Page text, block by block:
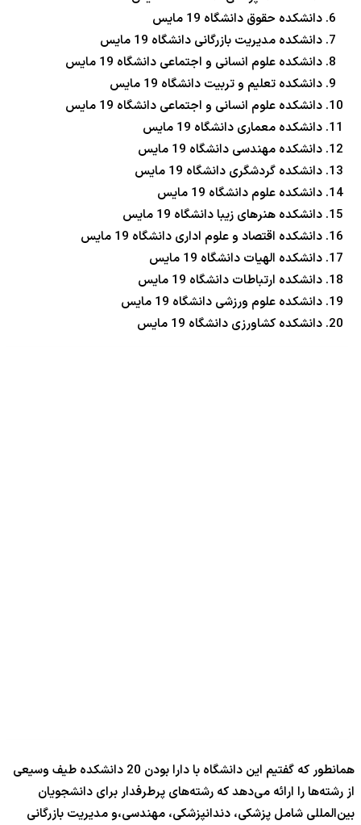
دانشکده حقوق دانشگاه 19 مایس
دانشکده مدیریت بازرگانی دانشگاه 19 مایس
دانشکده علوم انسانی و اجتماعی دانشگاه 19 مایس
دانشکده تعلیم و تربیت دانشگاه 19 مایس
دانشکده علوم انسانی و اجتماعی دانشگاه 19 مایس
دانشکده معماری دانشگاه 19 مایس
دانشکده مهندسی دانشگاه 19 مایس
دانشکده گردشگری دانشگاه 19 مایس
دانشکده علوم دانشگاه 19 مایس
دانشکده هنرهای زیبا دانشگاه 19 مایس
دانشکده اقتصاد و علوم اداری دانشگاه 19 مایس
دانشکده الهیات دانشگاه 19 مایس
دانشکده ارتباطات دانشگاه 19 مایس
دانشکده علوم ورزشی دانشگاه 19 مایس
دانشکده کشاورزی دانشگاه 19 مایس
همانطور که گفتیم این دانشگاه با دارا بودن 20 دانشکده طیف وسیعی
از رشته‌ها را ارائه می‌دهد که رشته‌های پرطرفدار برای دانشجویان
بین‌المللی شامل پزشکی، دندانپزشکی، مهندسی،و مدیریت بازرگانی